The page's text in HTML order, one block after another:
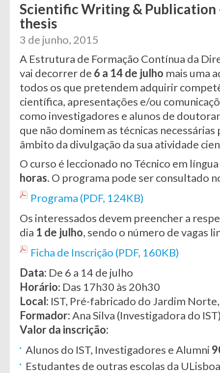
Scientific Writing & Publication
thesis
3 de junho, 2015
A Estrutura de Formação Contínua da
vai decorrer de 6 a 14 de julho mais uma
todos os que pretendem adquirir
científica, apresentações e/ou
como investigadores e alunos de
que não dominem as técnicas
âmbito da divulgação da sua atividade
O curso é leccionado no Técnico em
horas. O programa pode ser consultado
Programa (PDF, 124KB)
Os interessados devem preencher a
dia 1 de julho, sendo o número de vagas
Ficha de Inscrição (PDF, 160KB)
Data: De 6 a 14 de julho
Horário: Das 17h30 às 20h30
Local: IST, Pré-fabricado do Jardim
Formador:Ana Silva (Investigadora do
Valor da inscrição:
Alunos do IST, Investigadores e Alumni
Estudantes de outras escolas da